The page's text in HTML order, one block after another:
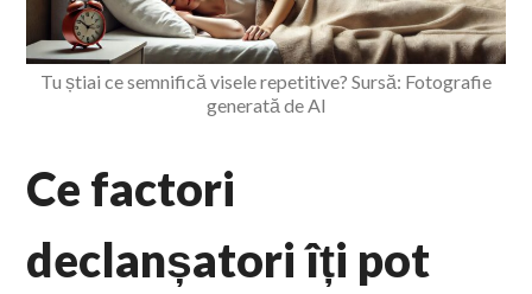
Tu știai ce semnifică visele repetitive? Sursă: Fotografie
generată de AI
Ce factori
declanșatori îți pot